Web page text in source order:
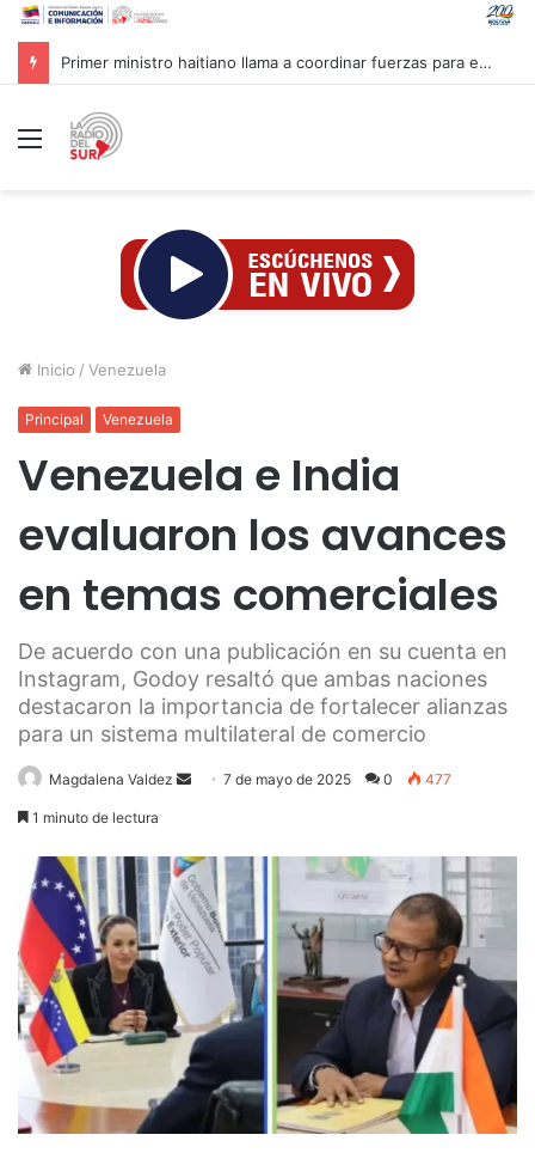
Primer ministro haitiano llama a coordinar fuerzas para enfrentar pandillas
Menú
Inicio / Venezuela
Principal Venezuela
Venezuela e India
evaluaron los avances
en temas comerciales
De acuerdo con una publicación en su cuenta en
Instagram, Godoy resaltó que ambas naciones
destacaron la importancia de fortalecer alianzas
para un sistema multilateral de comercio
Magdalena Valdez
Send7 de mayo de 2025 0 477
1 minuto de lectura